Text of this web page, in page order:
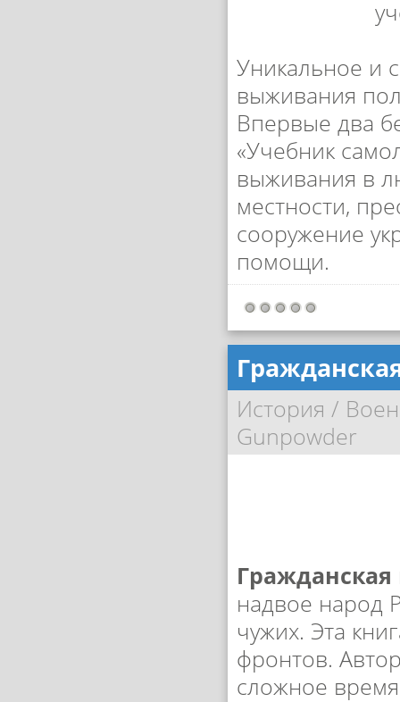
Уникальное и
выживания
Впервые два
«Учебник
выживания в
местности,
сооружение
помощи.
История /
Gunpowder
надвое народ
чужих. Эта
фронтов.
сложное